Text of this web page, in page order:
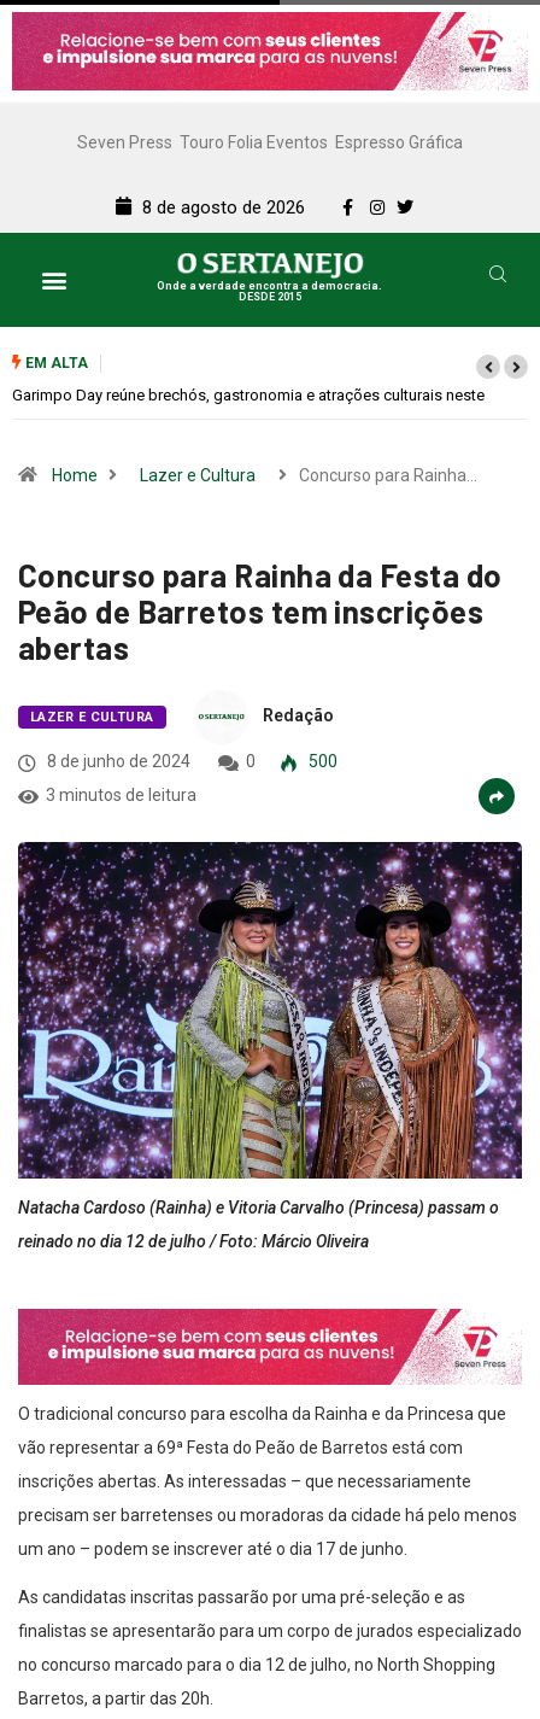
Seven Press Touro Folia Eventos Espresso Gráfica
8 de agosto de 2026
Onde a verdade encontra a democracia.
DESDE 2015
EM ALTA
Bugonia transforma paranoia e conspiração em um suspense
Home Lazer e Cultura Concurso para Rainha…
Concurso para Rainha da Festa do
Peão de Barretos tem inscrições
abertas
LAZER E CULTURA Redação
8 de junho de 2024 0
500
3 minutos de leitura
Natacha Cardoso (Rainha) e Vitoria Carvalho (Princesa) passam o
reinado no dia 12 de julho / Foto: Márcio Oliveira
O tradicional concurso para escolha da Rainha e da Princesa que
vão representar a 69ª Festa do Peão de Barretos está com
inscrições abertas. As interessadas – que necessariamente
precisam ser barretenses ou moradoras da cidade há pelo menos
um ano – podem se inscrever até o dia 17 de junho.
As candidatas inscritas passarão por uma pré-seleção e as
finalistas se apresentarão para um corpo de jurados especializado
no concurso marcado para o dia 12 de julho, no North Shopping
Barretos, a partir das 20h.